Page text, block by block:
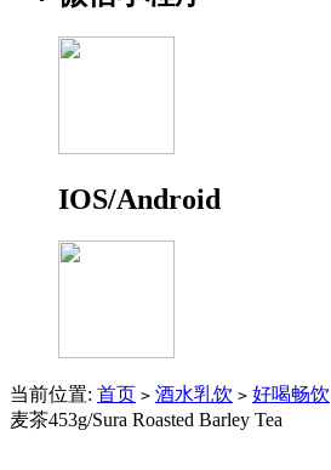
IOS/Android
当前位置: 首页 > 酒水乳饮 > 好喝畅饮
麦茶453g/Sura Roasted Barley Tea